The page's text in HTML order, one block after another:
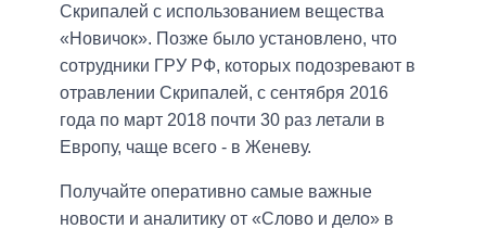
Скрипалей с использованием вещества
«Новичок». Позже было установлено, что
сотрудники ГРУ РФ, которых подозревают в
отравлении Скрипалей, с сентября 2016
года по март 2018 почти 30 раз летали в
Европу, чаще всего - в Женеву.
Получайте оперативно самые важные
новости и аналитику от «Слово и дело» в